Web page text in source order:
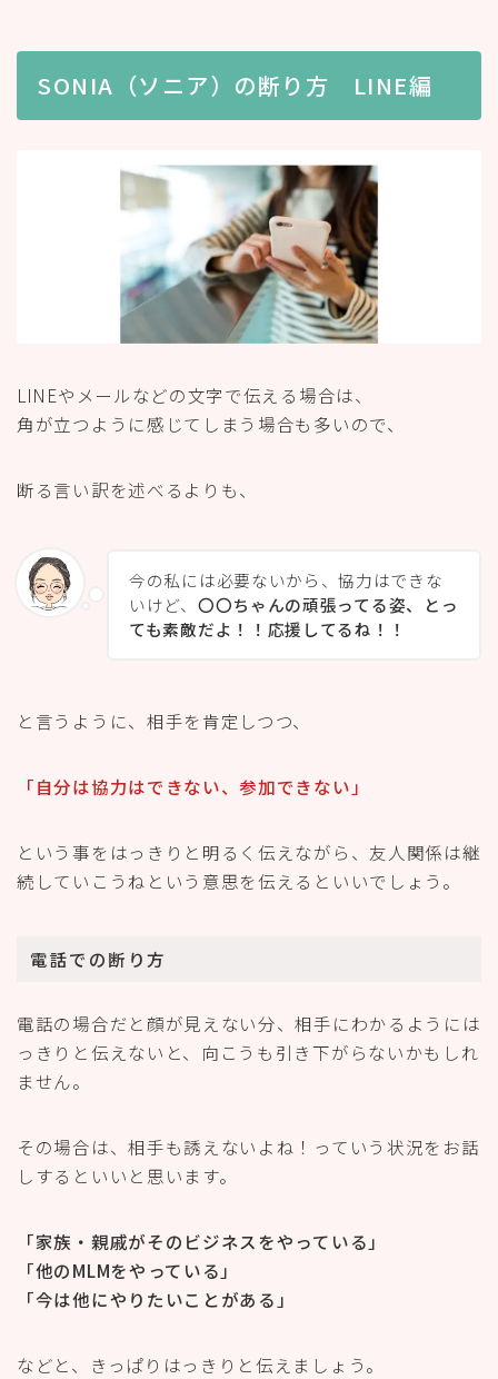
SONIA（ソニア）の断り方 LINE編
LINEやメールなどの文字で伝える場合は、
角が立つように感じてしまう場合も多いので、
断る言い訳を述べるよりも、
今の私には必要ないから、協力はできな
いけど、 〇〇ちゃんの頑張ってる姿、とっ
ても素敵だよ！！応援してるね！！
と言うように、相手を肯定しつつ、
「自分は協力はできない、参加できない」
という事をはっきりと明るく伝えながら、友人関係は継
続していこうねという意思を伝えるといいでしょう。
電話での断り方
電話の場合だと顔が見えない分、相手にわかるようには
っきりと伝えないと、向こうも引き下がらないかもしれ
ません。
その場合は、相手も誘えないよね！っていう状況をお話
しするといいと思います。
「家族・親戚がそのビジネスをやっている」
「他のMLMをやっている」
「今は他にやりたいことがある」
などと、きっぱりはっきりと伝えましょう。